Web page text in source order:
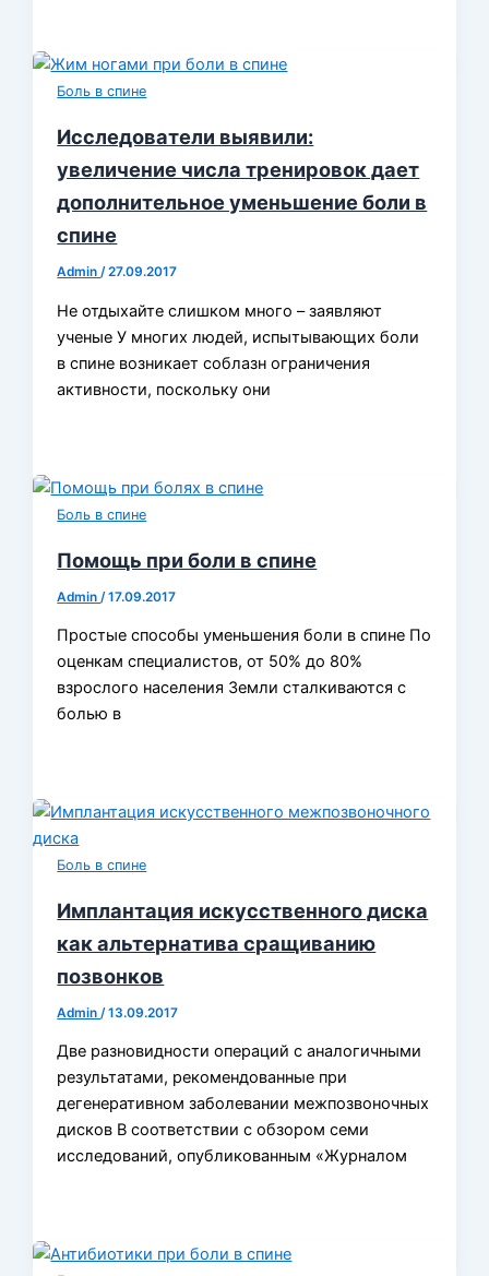
Боль в спине
Исследователи выявили:
увеличение числа тренировок дает
дополнительное уменьшение боли в
спине
Admin/27.09.2017
Не отдыхайте слишком много – заявляют
ученые У многих людей, испытывающих боли
в спине возникает соблазн ограничения
активности, поскольку они
Боль в спине
Помощь при боли в спине
Admin /17.09.2017
Простые способы уменьшения боли в спине По
оценкам специалистов, от 50% до 80%
взрослого населения Земли сталкиваются с
болью в
Боль в спине
Имплантация искусственного диска
как альтернатива сращиванию
позвонков
Admin/13.09.2017
Две разновидности операций с аналогичными
результатами, рекомендованные при
дегенеративном заболевании межпозвоночных
дисков В соответствии с обзором семи
исследований, опубликованным «Журналом